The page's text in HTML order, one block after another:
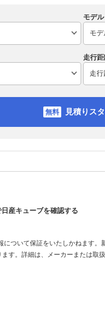
モデル
走行
見積りス
産キューブを確認する
ついて保証をいたしかねます。
す。詳細は、メーカーまたは取